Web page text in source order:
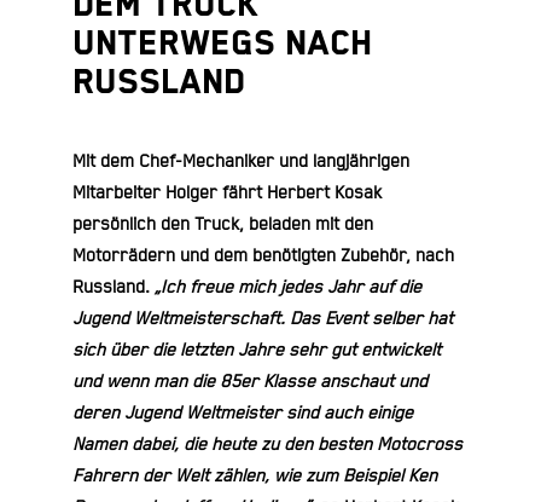
unterwegs nach
Russland
Mit dem Chef-Mechaniker und langjährigen
Mitarbeiter Holger fährt Herbert Kosak
persönlich den Truck, beladen mit den
Motorrädern und dem benötigten Zubehör, nach
Russland. „Ich freue mich jedes Jahr auf die
Jugend Weltmeisterschaft. Das Event selber hat
sich über die letzten Jahre sehr gut entwickelt
und wenn man die 85er Klasse anschaut und
deren Jugend Weltmeister sind auch einige
Namen dabei, die heute zu den besten Motocross
Fahrern der Welt zählen, wie zum Beispiel Ken